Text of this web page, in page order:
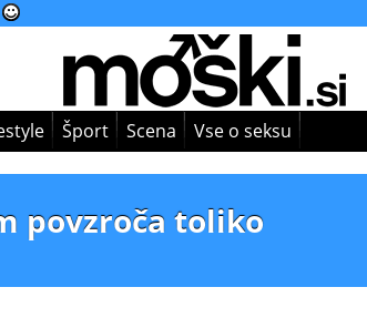
Šport Scena Vse o seksu
povzroča toliko